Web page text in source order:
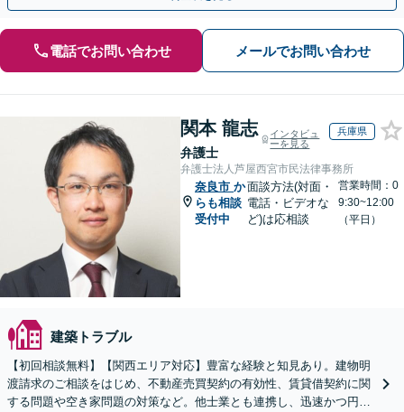
電話でお問い合わせ メールでお問い合わせ
関本 龍志
弁護士
インタビュ
ーを見る
兵庫県
弁護士法人芦屋西宮市民法律事務所
奈良市 か
らも相談
受付中
面談方法(対面・
電話・ビデオな
ど)は応相談
営業時間：0
9:30~12:00
（平日）
建築トラブル
【初回相談無料】【関西エリア対応】豊富な経験と知見あり。建物明
渡請求のご相談をはじめ、不動産売買契約の有効性、賃貸借契約に関
する問題や空き家問題の対策など。他士業とも連携し、迅速かつ円滑